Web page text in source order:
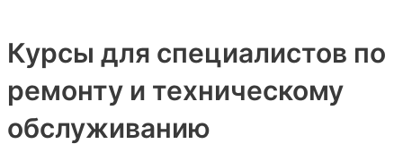
Курсы для специалистов по
ремонту и техническому
обслуживанию